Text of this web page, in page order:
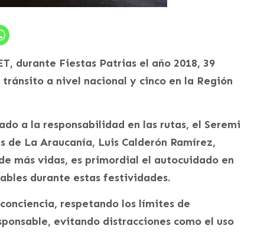
durante Fiestas Patrias el año 2018, 39
a nivel nacional y cinco en la Región
a la responsabilidad en las rutas, el Seremi
de La Araucanía, Luis Calderón Ramírez,
más vidas, es primordial el autocuidado en
durante estas festividades.
respetando los límites de
evitando distracciones como el uso